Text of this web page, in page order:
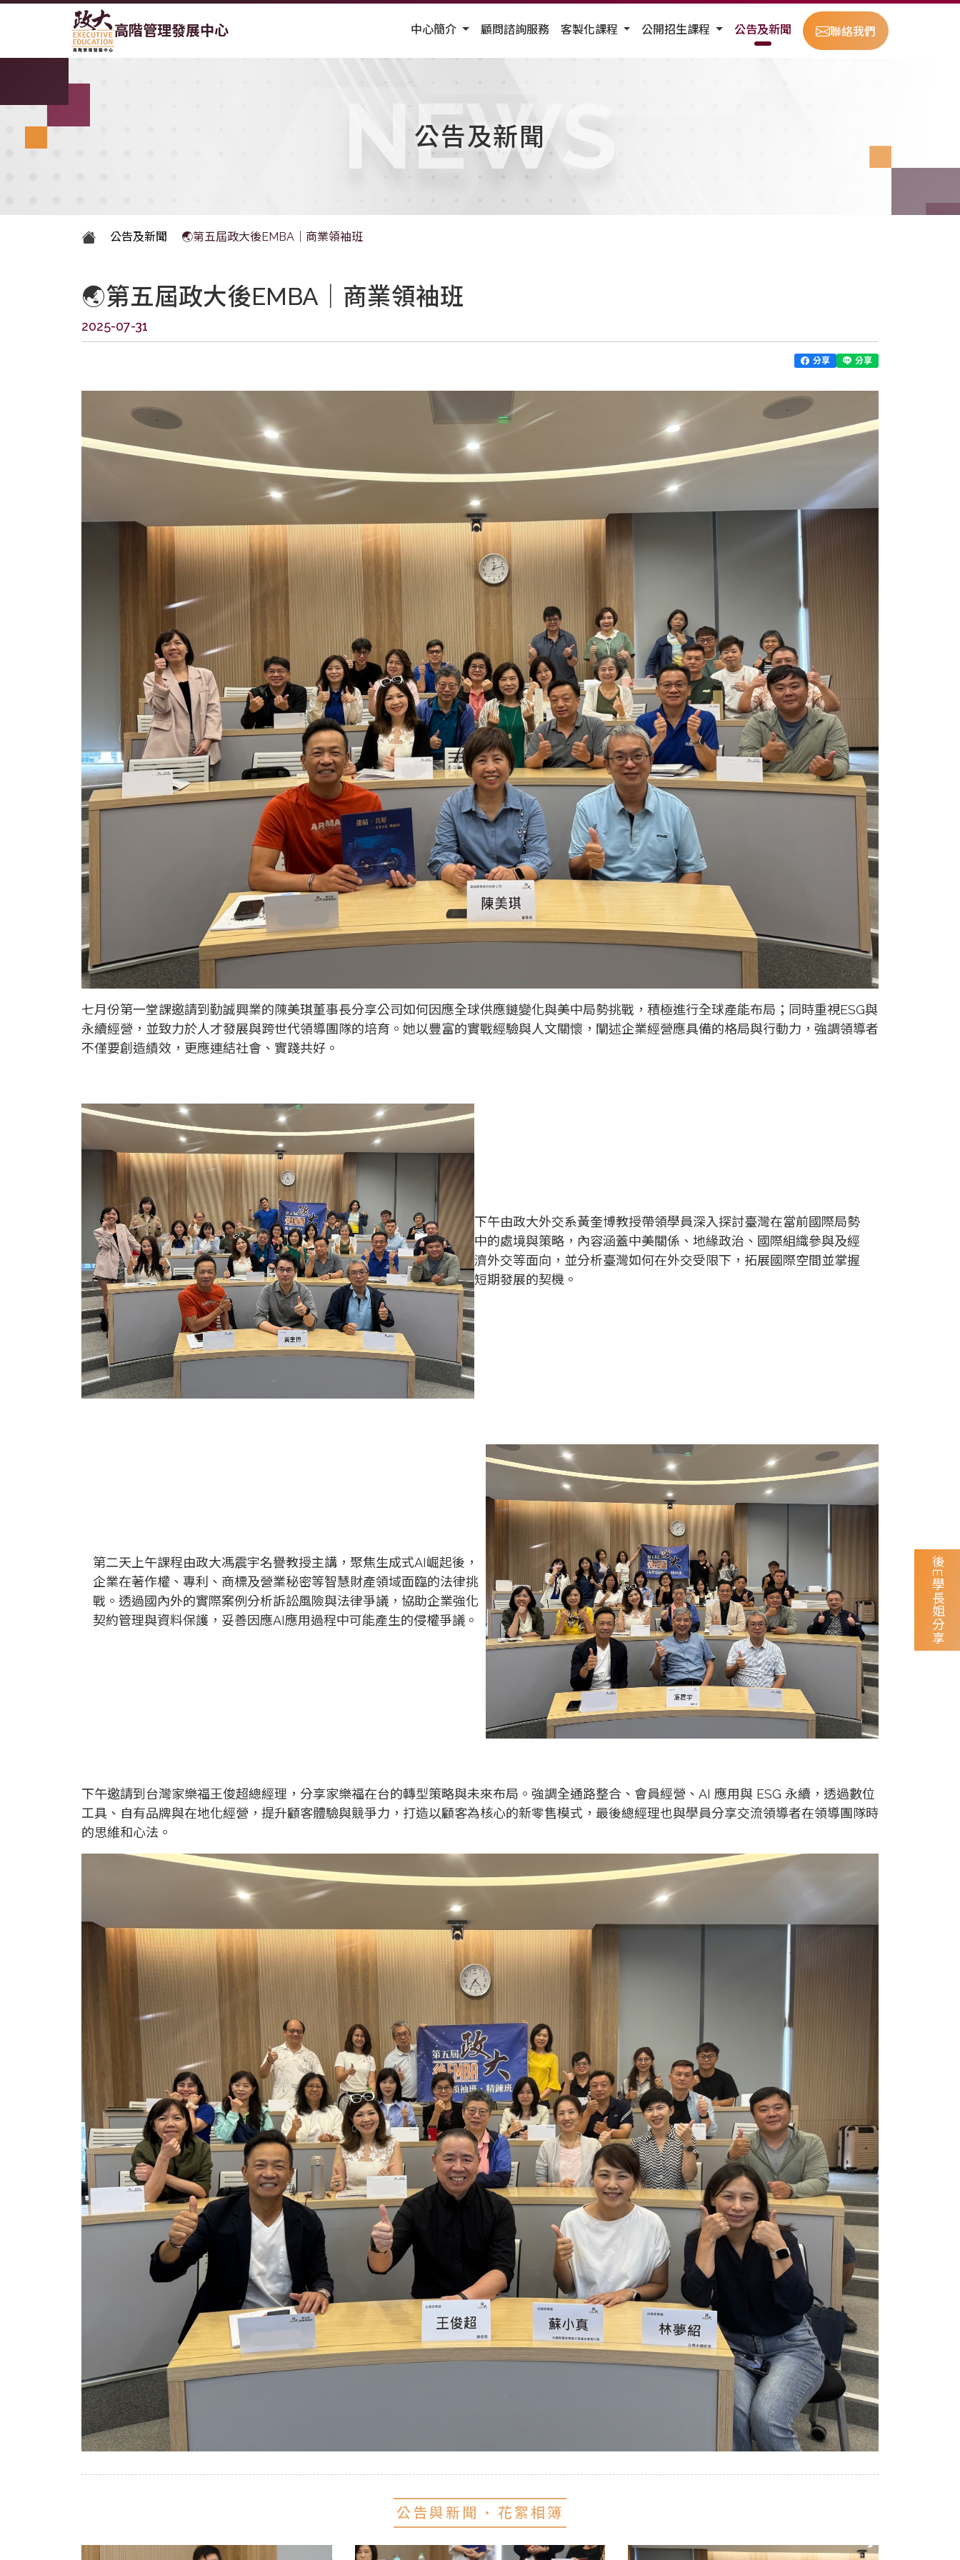
高階管理發展中心 中心簡介 顧問諮詢服務 客製化課程 公開招生課程 公告及新聞 聯絡我們
公告及新聞
NEWS
公告及新聞 🌏第五屆政大後EMBA｜商業領袖班
🌏第五屆政大後EMBA｜商業領袖班
2025-07-31
分享 分享
七月份第一堂課邀請到勤誠興業的陳美琪董事長分享公司如何因應全球供應鏈變化與美中局勢挑戰，積極進行全球產能布局；同時重視ESG與
永續經營，並致力於人才發展與跨世代領導團隊的培育。她以豐富的實戰經驗與人文關懷，闡述企業經營應具備的格局與行動力，強調領導者
不僅要創造績效，更應連結社會、實踐共好。
下午由政大外交系黃奎博教授帶領學員深入探討臺灣在當前國際局勢
中的處境與策略，內容涵蓋中美關係、地緣政治、國際組織參與及經
濟外交等面向，並分析臺灣如何在外交受限下，拓展國際空間並掌握
短期發展的契機。
第二天上午課程由政大馮震宇名譽教授主講，聚焦生成式AI崛起後，
企業在著作權、專利、商標及營業秘密等智慧財產領域面臨的法律挑
戰。透過國內外的實際案例分析訴訟風險與法律爭議，協助企業強化
契約管理與資料保護，妥善因應AI應用過程中可能產生的侵權爭議。
下午邀請到台灣家樂福王俊超總經理，分享家樂福在台的轉型策略與未來布局。強調全通路整合、會員經營、AI 應用與 ESG 永續，透過數位
工具、自有品牌與在地化經營，提升顧客體驗與競爭力，打造以顧客為核心的新零售模式，最後總經理也與學員分享交流領導者在領導團隊時
的思維和心法。
公告與新聞 • 花絮相簿
後E學長姐分享